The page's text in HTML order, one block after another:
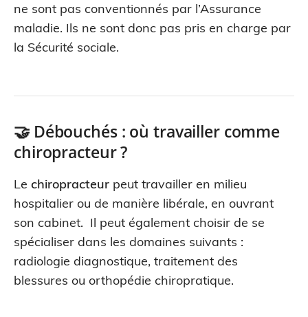
ne sont pas conventionnés par l’Assurance
maladie. Ils ne sont donc pas pris en charge par
la Sécurité sociale.
🤝 Débouchés : où travailler comme
chiropracteur ?
Le chiropracteur peut travailler en milieu
hospitalier ou de manière libérale, en ouvrant
son cabinet. Il peut également choisir de se
spécialiser dans les domaines suivants :
radiologie diagnostique, traitement des
blessures ou orthopédie chiropratique.